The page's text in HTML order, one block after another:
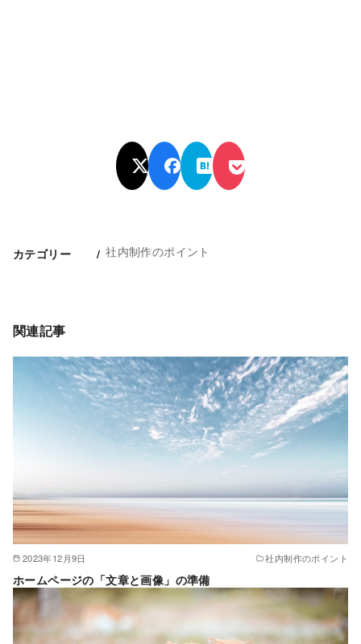
カテゴリー 社内制作のポイント
関連記事
2023年12月9日 社内制作のポイント
ホームページの「文章と画像」の準備